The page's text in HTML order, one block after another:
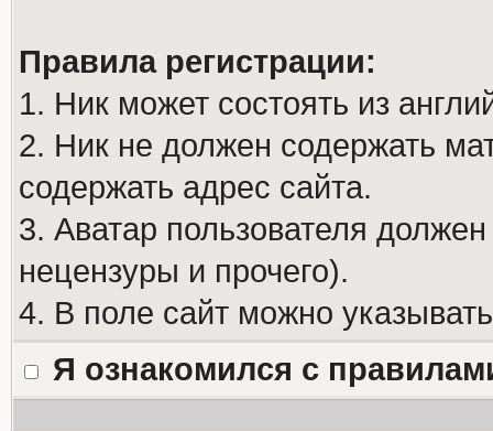
Правила регистрации:
1. Ник может состоять из
2. Ник не должен содержать
содержать адрес сайта.
3. Аватар пользователя
нецензуры и прочего).
4. В поле сайт можно
Я ознакомился с